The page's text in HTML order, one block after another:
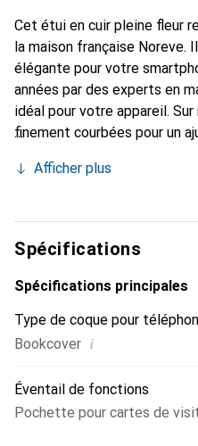
Cet étui en cuir pleine fleur
la maison française
élégante pour votre
années par des experts en
idéal pour votre appareil.
finement courbées pour un
smartphone. La marque
constitue toujours un
exigeant.
Afficher plus
Spécifications
Spécifications principales
Type de coque pour
Bookcover i
Éventail de fonctions
Pochette pour cartes de